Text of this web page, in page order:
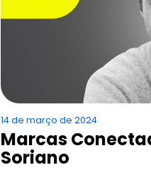
14 de março de 2024
Marcas
Soriano